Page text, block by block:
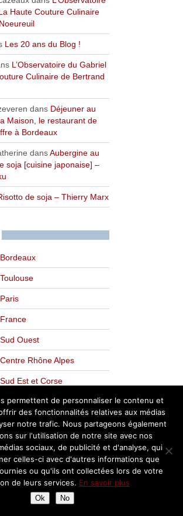
Haute Couture Culinaire
Les 20 ans du Blog !
L’Observatoire du Gabriel
Culinaire de Bertrand
dans Déjeuner au
Maison, le restaurant de
à Bordeaux
dansAubergine au
soja [cuisine japonaise] –
de soja – Thierry Marx
Ouest
Rhône Alpes
Est et Corse
Est
l’Etranger
Etoilés Michelin
des Chefs
permettent de personnaliser le contenu et
des fonctionnalités relatives aux médias
notre trafic. Nous partageons également
sur l'utilisation de notre site avec nos
sociaux, de publicité et d'analyse, qui
celles-ci avec d'autres informations que
ou qu'ils ont collectées lors de votre
de leurs services. En savoir plus
Ok No